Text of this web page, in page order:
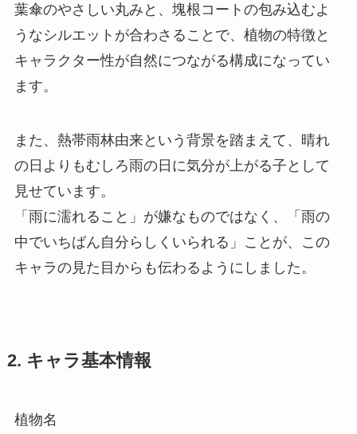
葉傘のやさしい丸みと、塊根コートの包み込むよ
うなシルエットが合わさることで、植物の特徴と
キャラクター性が自然につながる構成になってい
ます。
また、熱帯雨林由来という背景を踏まえて、晴れ
の日よりもむしろ雨の日に気分が上がる子として
見せています。
「雨に濡れること」が嫌なものではなく、「雨の
中でいちばん自分らしくいられる」ことが、この
キャラの見た目からも伝わるようにしました。
2. キャラ基本情報
植物名